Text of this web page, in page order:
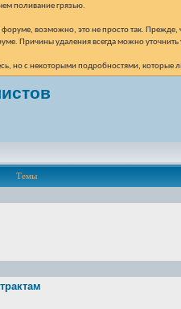
поливание грязью.
возможно, это не просто так.
Причины удаления всегда можно
но с некоторыми подробностями, которые
Темы